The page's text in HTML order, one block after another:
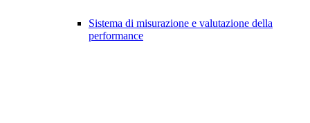
Sistema di misurazione e valutazione della
performance